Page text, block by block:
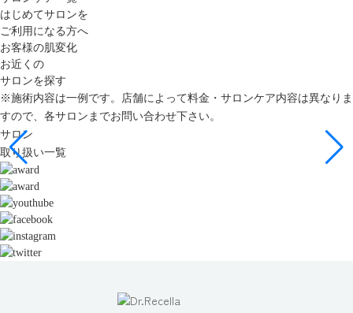
はじめてサロンを
ご利用になる方へ
お客様の肌変化
お近くの
サロンを探す
※施術内容は一例です。店舗によって料金・サロンケア内容は異なりま
すので、各サロンまでお問い合わせ下さい。
サロン
取り扱い一覧